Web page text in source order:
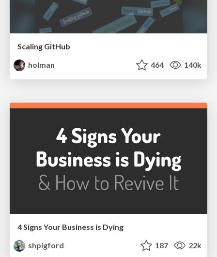
Scaling GitHub
holman
464 140k
4 Signs Your Business is Dying
shpigford
187 22k